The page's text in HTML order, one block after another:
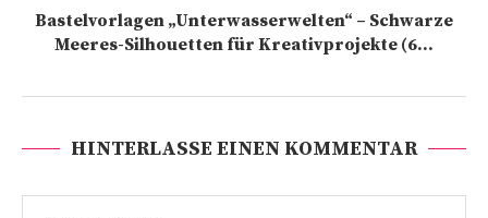
Bastelvorlagen „Unterwasserwelten“ – Schwarze
Meeres-Silhouetten für Kreativprojekte (6...
HINTERLASSE EINEN KOMMENTAR